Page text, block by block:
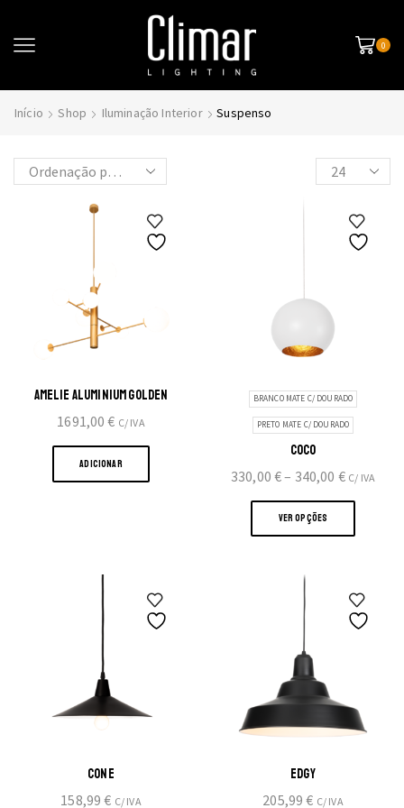
0
Início Shop Iluminação Interior Suspenso
Products
per
AMELIE ALUMINIUM GOLDEN
1691,00€ C/ IVA
ADICIONAR
BRANCO MATE C/ DOURADO
PRETO MATE C/ DOURADO
COCO
330,00 €– 340,00 €Price
range:
through
C/ IVA
VER OPÇÕES
This
has
The
options
on
the
CONE
158,99€ C/ IVA
EDGY
205,99€ C/ IVA